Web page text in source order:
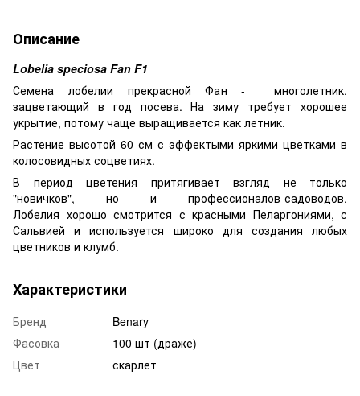
Описание
Lobelia speciosa Fan F1
Семена лобелии прекрасной Фан - многолетник.
зацветающий в год посева. На зиму требует хорошее
укрытие, потому чаще выращивается как летник.
Растение высотой 60 см с эффектыми яркими цветками в
колосовидных соцветиях.
В период цветения притягивает взгляд не только
"новичков", но и профессионалов-садоводов.
Лобелия хорошо смотрится с красными Пеларгониями, с
Сальвией и используется широко для создания любых
цветников и клумб.
Характеристики
Бренд
Benary
Фасовка
100 шт (драже)
Цвет
скарлет